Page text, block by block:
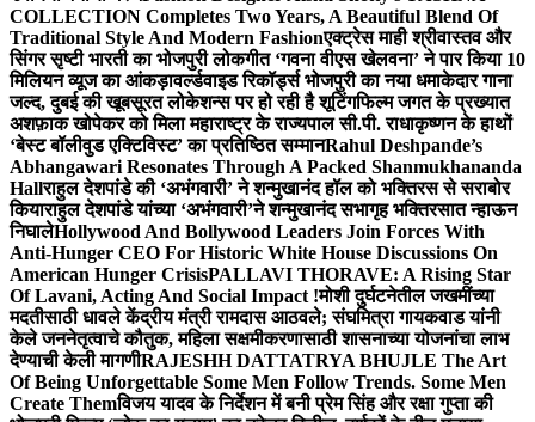
COLLECTION Completes Two Years, A Beautiful Blend Of
Traditional Style And Modern Fashionएक्ट्रेस माही श्रीवास्तव और
सिंगर सृष्टी भारती का भोजपुरी लोकगीत ‘गवना वीएस खेलवना’ ने पार किया 10
मिलियन व्यूज का आंकड़ावर्ल्डवाइड रिकॉर्ड्स भोजपुरी का नया धमाकेदार गाना
जल्द, दुबई की खूबसूरत लोकेशन्स पर हो रही है शूटिंगफिल्म जगत के प्रख्यात
अशफ़ाक खोपेकर को मिला महाराष्ट्र के राज्यपाल सी.पी. राधाकृष्णन के हाथों
‘बेस्ट बॉलीवुड एक्टिविस्ट’ का प्रतिष्ठित सम्मानRahul Deshpande’s
Abhangawari Resonates Through A Packed Shanmukhananda
Hallराहुल देशपांडे की ‘अभंगवारी’ ने शन्मुखानंद हॉल को भक्तिरस से सराबोर
कियाराहुल देशपांडे यांच्या ‘अभंगवारी’ने शन्मुखानंद सभागृह भक्तिरसात न्हाऊन
निघालेHollywood And Bollywood Leaders Join Forces With
Anti-Hunger CEO For Historic White House Discussions On
American Hunger CrisisPALLAVI THORAVE: A Rising Star
Of Lavani, Acting And Social Impact !मोशी दुर्घटनेतील जखमींच्या
मदतीसाठी धावले केंद्रीय मंत्री रामदास आठवले; संघमित्रा गायकवाड यांनी
केले जननेतृत्वाचे कौतुक, महिला सक्षमीकरणासाठी शासनाच्या योजनांचा लाभ
देण्याची केली मागणीRAJESHH DATTATRYA BHUJLE The Art
Of Being Unforgettable Some Men Follow Trends. Some Men
Create Themविजय यादव के निर्देशन में बनी प्रेम सिंह और रक्षा गुप्ता की